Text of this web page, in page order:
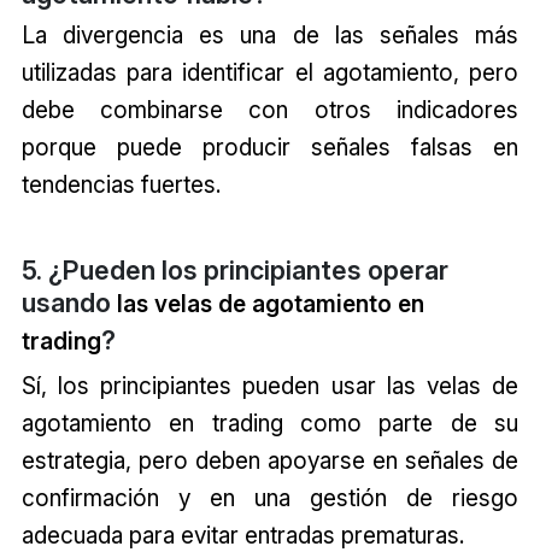
La divergencia es una de las señales más
utilizadas para identificar el agotamiento, pero
debe combinarse con otros indicadores
porque puede producir señales falsas en
tendencias fuertes.
5. ¿Pueden los principiantes operar
usando las velas de agotamiento en
trading?
Sí, los principiantes pueden usar las velas de
agotamiento en trading como parte de su
estrategia, pero deben apoyarse en señales de
confirmación y en una gestión de riesgo
adecuada para evitar entradas prematuras.